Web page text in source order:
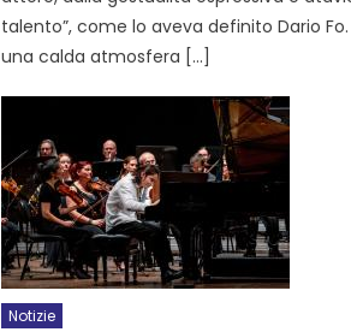
talento”, come lo aveva definito Dario Fo.
una calda atmosfera […]
Notizie